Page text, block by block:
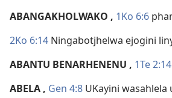
ABANGAKHOLWAKO , 1Ko 6:6
2Ko 6:14 Ningabotjhelwa ejogini
ABANTU BENARHENENU , 1Te 2:14
ABELA , Gen 4:8 UKayini wasahlela